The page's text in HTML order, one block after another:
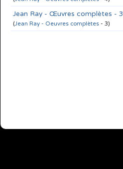
Jean Ray - Œuvres complètes - 3
(Jean Ray - Oeuvres complètes - 3)